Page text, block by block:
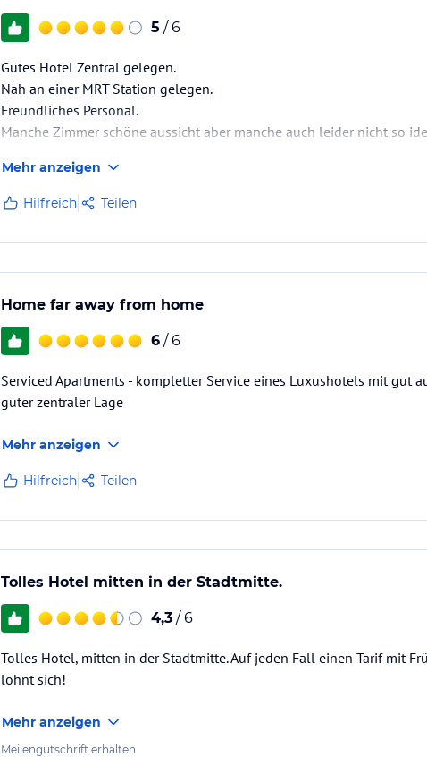
5 / 6
Gutes Hotel Zentral gelegen.
Nah an einer MRT Station gelegen.
Freundliches Personal.
Manche Zimmer schöne aussicht aber manche auch leider nicht so
Mehr anzeigen
Hilfreich Teilen
Home far away from home
6 / 6
Serviced Apartments - kompletter Service eines Luxushotels mit gut
guter zentraler Lage
Mehr anzeigen
Hilfreich Teilen
Tolles Hotel mitten in der Stadtmitte.
4,3 / 6
Tolles Hotel, mitten in der Stadtmitte. Auf jeden Fall einen Tarif mit
lohnt sich!
Mehr anzeigen
Meilengutschrift erhalten